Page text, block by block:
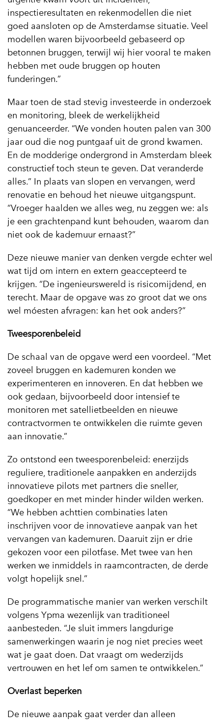
inspectieresultaten en rekenmodellen die niet
goed aansloten op de Amsterdamse situatie. Veel
modellen waren bijvoorbeeld gebaseerd op
betonnen bruggen, terwijl wij hier vooral te maken
hebben met oude bruggen op houten
funderingen.”
Maar toen de stad stevig investeerde in onderzoek
en monitoring, bleek de werkelijkheid
genuanceerder. “We vonden houten palen van 300
jaar oud die nog puntgaaf uit de grond kwamen.
En de modderige ondergrond in Amsterdam bleek
constructief toch steun te geven. Dat veranderde
alles.” In plaats van slopen en vervangen, werd
renovatie en behoud het nieuwe uitgangspunt.
“Vroeger haalden we alles weg, nu zeggen we: als
je een grachtenpand kunt behouden, waarom dan
niet ook de kademuur ernaast?”
Deze nieuwe manier van denken vergde echter wel
wat tijd om intern en extern geaccepteerd te
krijgen. “De ingenieurswereld is risicomijdend, en
terecht. Maar de opgave was zo groot dat we ons
wel móesten afvragen: kan het ook anders?”
Tweesporenbeleid
De schaal van de opgave werd een voordeel. “Met
zoveel bruggen en kademuren konden we
experimenteren en innoveren. En dat hebben we
ook gedaan, bijvoorbeeld door intensief te
monitoren met satellietbeelden en nieuwe
contractvormen te ontwikkelen die ruimte geven
aan innovatie.”
Zo ontstond een tweesporenbeleid: enerzijds
reguliere, traditionele aanpakken en anderzijds
innovatieve pilots met partners die sneller,
goedkoper en met minder hinder wilden werken.
“We hebben achttien combinaties laten
inschrijven voor de innovatieve aanpak van het
vervangen van kademuren. Daaruit zijn er drie
gekozen voor een pilotfase. Met twee van hen
werken we inmiddels in raamcontracten, de derde
volgt hopelijk snel.”
De programmatische manier van werken verschilt
volgens Ypma wezenlijk van traditioneel
aanbesteden. “Je sluit immers langdurige
samenwerkingen waarin je nog niet precies weet
wat je gaat doen. Dat vraagt om wederzijds
vertrouwen en het lef om samen te ontwikkelen.”
Overlast beperken
De nieuwe aanpak gaat verder dan alleen